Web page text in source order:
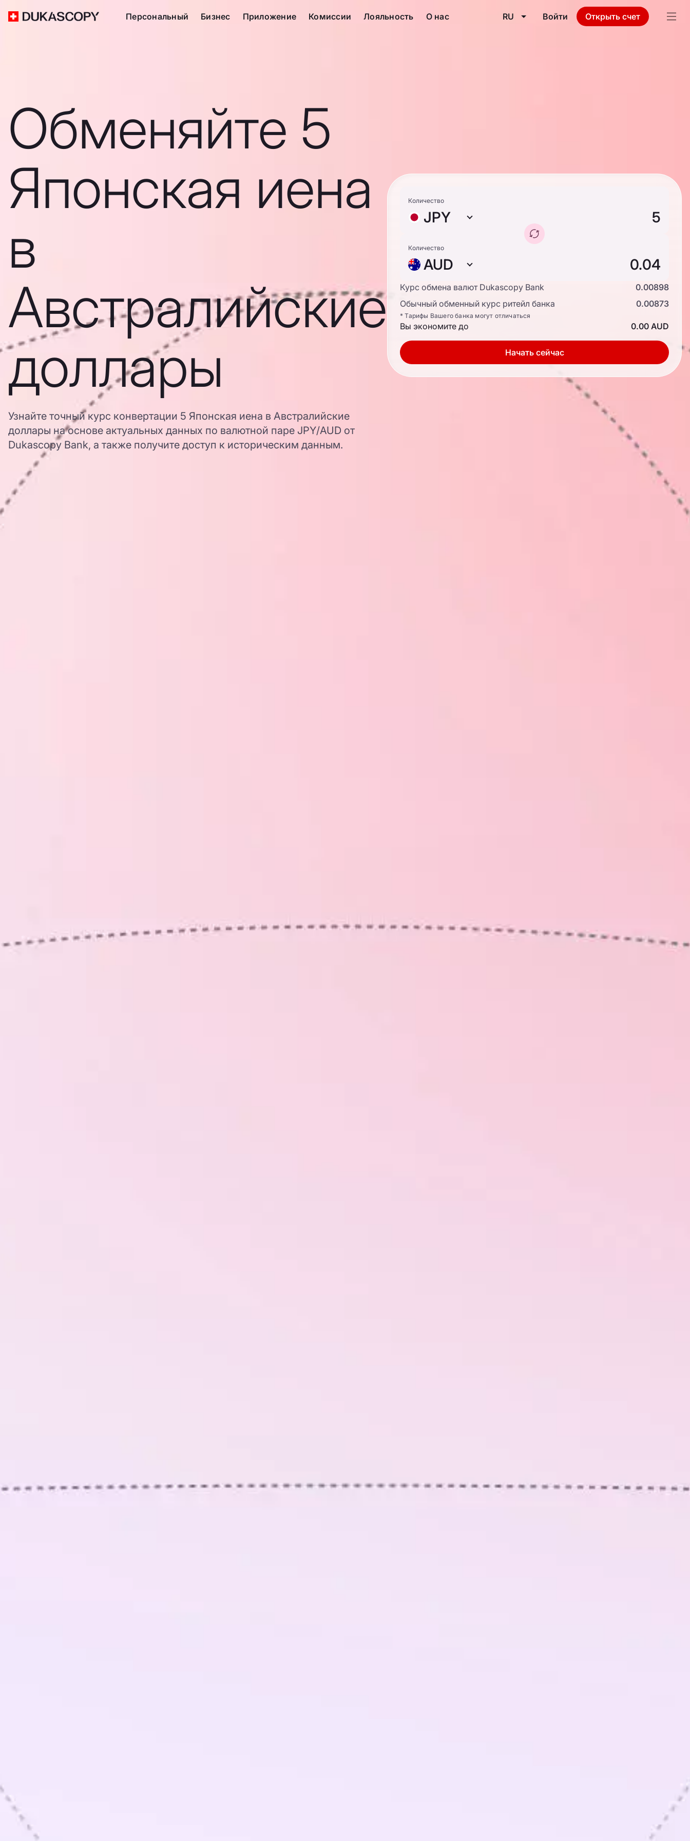
Персональный Бизнес Приложение Комиссии Лояльность О нас RU Войти Открыть счет
Обменяйте 5
Японская иена
в
Австралийские
доллары
Узнайте точный курс конвертации 5 Японская иена в Австралийские
доллары на основе актуальных данных по валютной паре JPY/AUD от
Dukascopy Bank, а также получите доступ к историческим данным.
Количество
JPY
Количество
AUD
Курс обмена валют Dukascopy Bank
0.00898
Обычный обменный курс ритейл банка
0.00873
* Тарифы Вашего банка могут отличаться
Вы экономите до 0.00 AUD
Начать сейчас